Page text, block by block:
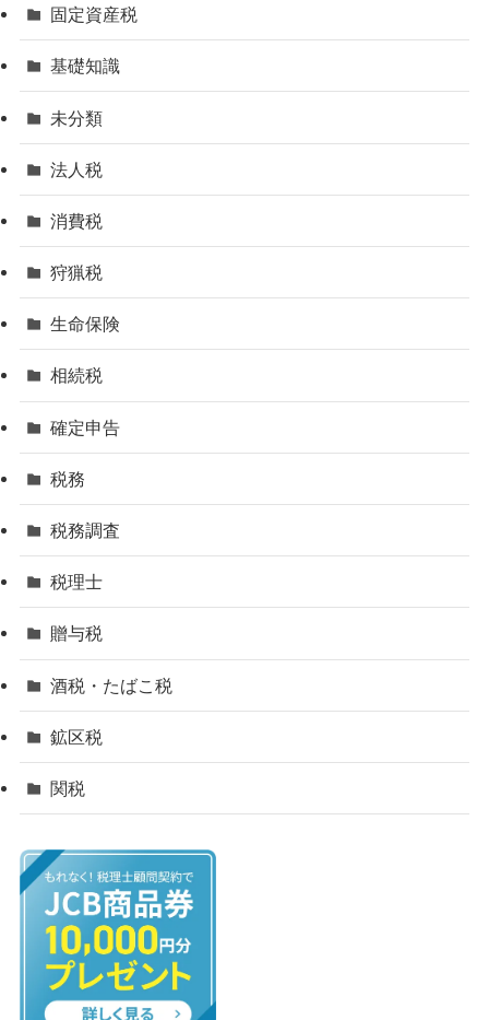
固定資産税
基礎知識
未分類
法人税
消費税
狩猟税
生命保険
相続税
確定申告
税務
税務調査
税理士
贈与税
酒税・たばこ税
鉱区税
関税